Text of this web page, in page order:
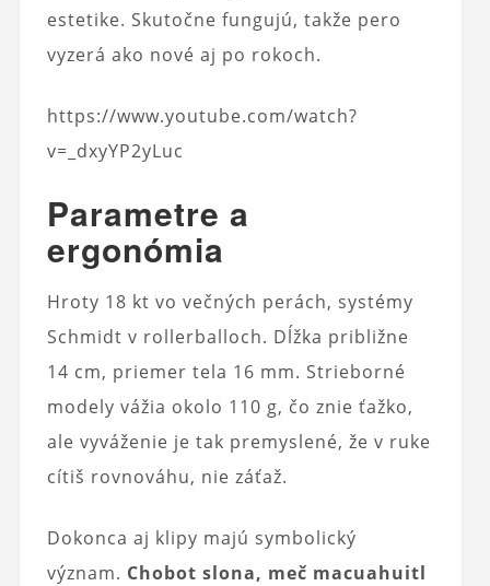
estetike. Skutočne fungujú, takže pero
vyzerá ako nové aj po rokoch.
https://www.youtube.com/watch?
v=_dxyYP2yLuc
Parametre a
ergonómia
Hroty 18 kt vo večných perách, systémy
Schmidt v rollerballoch. Dĺžka približne
14 cm, priemer tela 16 mm. Strieborné
modely vážia okolo 110 g, čo znie ťažko,
ale vyváženie je tak premyslené, že v ruke
cítiš rovnováhu, nie záťaž.
Dokonca aj klipy majú symbolický
význam. Chobot slona, meč macuahuitl